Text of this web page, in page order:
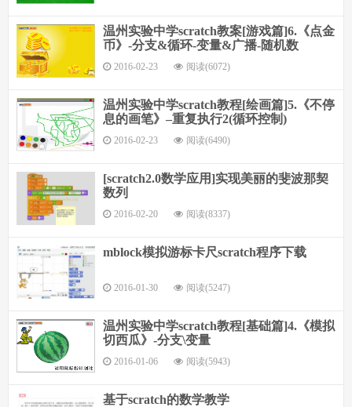
温州实验中学scratch教案[游戏篇]6.《点金
币》-分支&循环-变量&广播-随机数
2016-02-23 阅读(6072)
温州实验中学scratch教程[绘画篇]5.《不停
息的画笔》–重复执行2(循环控制)
2016-02-23 阅读(6490)
[scratch2.0数学应用]实现美丽的斐波那契
数列
2016-02-20 阅读(8337)
mblock模拟游标卡尺scratch程序下载
2016-01-30 阅读(5247)
温州实验中学scratch教程[基础篇]4.《模拟
切西瓜》-分支\变量
2016-01-06 阅读(5943)
基于scratch的数学教学